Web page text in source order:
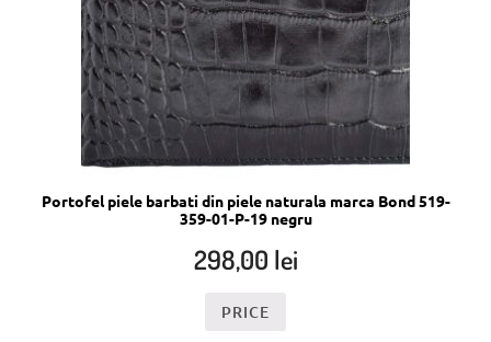
Portofel piele barbati din piele naturala marca Bond 519-
359-01-P-19 negru
298,00 lei
PRICE